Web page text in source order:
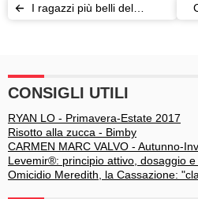
I ragazzi più belli del
CONSIGLI UTILI
RYAN LO - Primavera-Estate 2017
Risotto alla zucca - Bimby
CARMEN MARC VALVO - Autunno-
Levemir®: principio attivo, dosaggio e
Omicidio Meredith, la Cassazione: